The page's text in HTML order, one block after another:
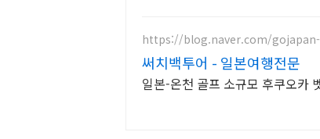
https://blog.naver.com/gojapan-
써치백투어 - 일본여행전문
일본-온천 골프 소규모 후쿠오카